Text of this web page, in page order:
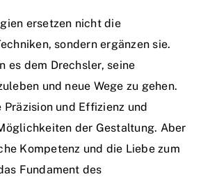
ersetzen nicht die
sondern ergänzen sie.
es dem Drechsler, seine
und neue Wege zu gehen.
Präzision und Effizienz und
der Gestaltung. Aber
Kompetenz und die Liebe zum
Fundament des